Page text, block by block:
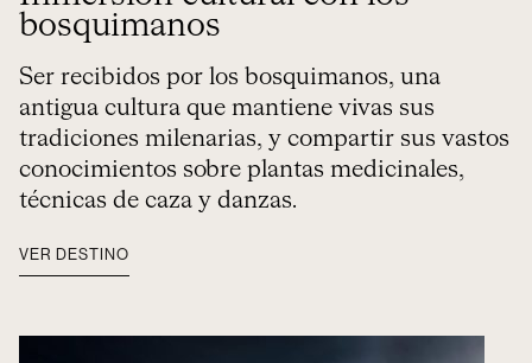
bosquimanos
Ser recibidos por los bosquimanos, una
antigua cultura que mantiene vivas sus
tradiciones milenarias, y compartir sus vastos
conocimientos sobre plantas medicinales,
técnicas de caza y danzas.
VER DESTINO